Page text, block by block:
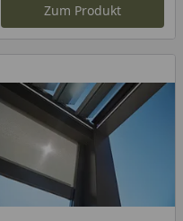
Zum Produkt